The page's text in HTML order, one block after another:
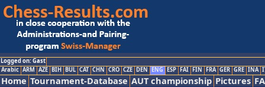
Logged on: Gast
Arabic ARM AZE BIH BUL CAT CHN CRO CZE DEN ENG ESP FAI FIN FRA GER GRE INA
Home Tournament-Database AUT championship Pictures